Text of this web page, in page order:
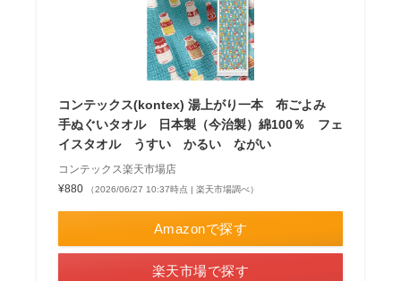
コンテックス(kontex) 湯上がり一本 布ごよみ
手ぬぐいタオル 日本製（今治製）綿100％ フェ
イスタオル うすい かるい ながい
コンテックス楽天市場店
¥880
（2026/06/27 10:37時点 | 楽天市場調べ）
Amazonで探す
楽天市場で探す